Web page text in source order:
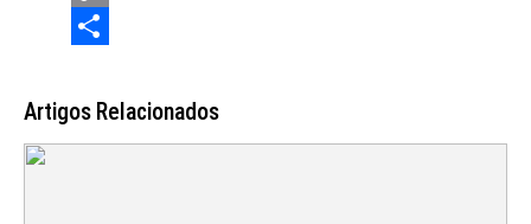
Copy
Artigos Relacionados